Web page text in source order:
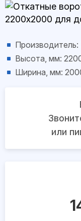
Производитель:
Высота, мм:
Ширина, мм:
или